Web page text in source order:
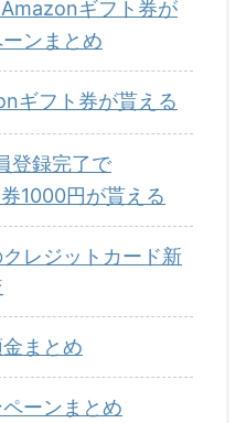
ギフト券が
ンまとめ
ギフト券が貰える
登録完了で
1000円が貰える
レジットカード新
まとめ
ーンまとめ